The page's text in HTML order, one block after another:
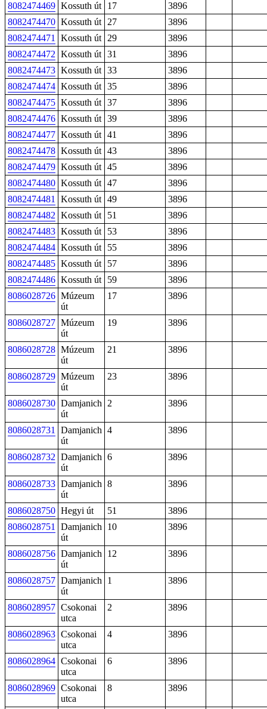
8082474469 Kossuth út 17
3896
8082474470 Kossuth út 27
3896
8082474471
Kossuth út 29
3896
8082474472 Kossuth út 31
3896
8082474473 Kossuth út 33
3896
8082474474 Kossuth út 35
3896
8082474475 Kossuth út 37
3896
8082474476 Kossuth út 39
3896
8082474477 Kossuth út 41
3896
8082474478 Kossuth út 43
3896
8082474479 Kossuth út 45
3896
8082474480 Kossuth út 47
3896
8082474481
Kossuth út 49
3896
8082474482 Kossuth út 51
3896
8082474483 Kossuth út 53
3896
8082474484 Kossuth út 55
3896
8082474485 Kossuth út 57
3896
8082474486 Kossuth út 59
3896
8086028726 Múzeum
út
17 3896
8086028727 Múzeum
út
19 3896
8086028728 Múzeum
út
21 3896
8086028729 Múzeum
út
23 3896
8086028730 Damjanich
út
2 3896
8086028731
Damjanich
út
4 3896
8086028732 Damjanich
út
6 3896
8086028733 Damjanich
út
8 3896
8086028750 Hegyi út 51
3896
8086028751
Damjanich
út
10 3896
8086028756 Damjanich
út
12 3896
8086028757 Damjanich
út
1 3896
8086028957 Csokonai
utca
2 3896
8086028963 Csokonai
utca
4 3896
8086028964 Csokonai
utca
6 3896
8086028969 Csokonai
utca
8 3896